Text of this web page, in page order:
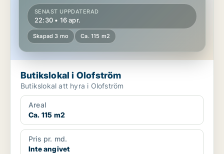
SENAST UPPDATERAD
22:30 • 16 apr.
Skapad 3 mo Ca. 115 m2
Butikslokal i Olofström
Butikslokal att hyra i Olofström
Areal
Ca. 115 m2
Pris pr. md.
Inte angivet